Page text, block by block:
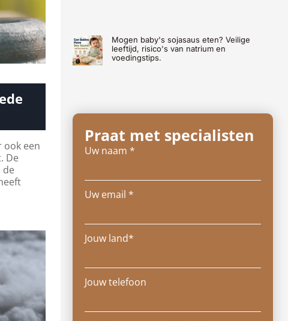
ook een
De
de
Mogen baby's sojasaus eten? Veilige
leeftijd, risico's van natrium en
voedingstips.
Praat met specialisten
Uw naam *
Uw email *
Jouw land*
Jouw telefoon